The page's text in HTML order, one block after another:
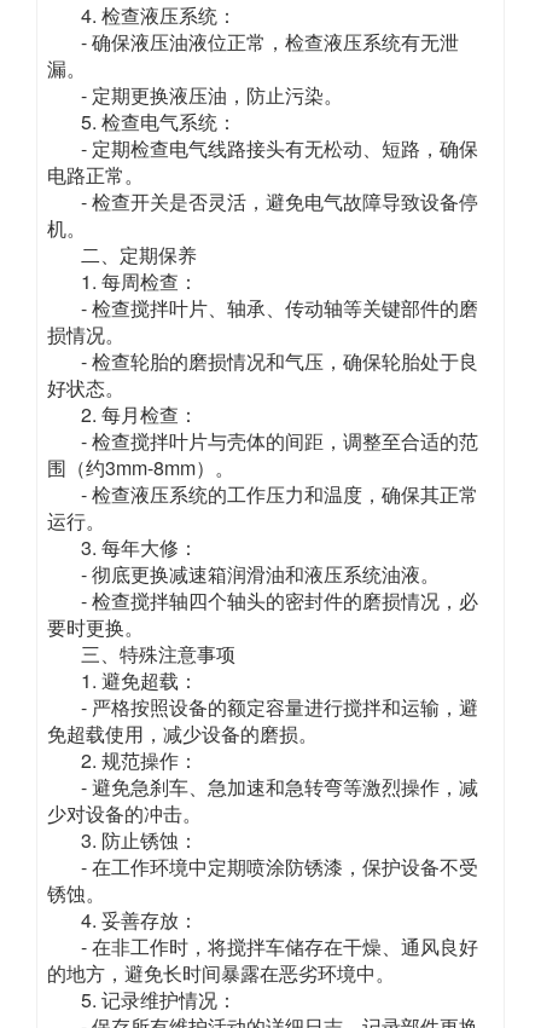
4. 检查液压系统：
- 确保液压油液位正常，检查液压系统有无泄
漏。
- 定期更换液压油，防止污染。
5. 检查电气系统：
- 定期检查电气线路接头有无松动、短路，确保
电路正常。
- 检查开关是否灵活，避免电气故障导致设备停
机。
二、定期保养
1. 每周检查：
- 检查搅拌叶片、轴承、传动轴等关键部件的磨
损情况。
- 检查轮胎的磨损情况和气压，确保轮胎处于良
好状态。
2. 每月检查：
- 检查搅拌叶片与壳体的间距，调整至合适的范
围（约3mm-8mm）。
- 检查液压系统的工作压力和温度，确保其正常
运行。
3. 每年大修：
- 彻底更换减速箱润滑油和液压系统油液。
- 检查搅拌轴四个轴头的密封件的磨损情况，必
要时更换。
三、特殊注意事项
1. 避免超载：
- 严格按照设备的额定容量进行搅拌和运输，避
免超载使用，减少设备的磨损。
2. 规范操作：
- 避免急刹车、急加速和急转弯等激烈操作，减
少对设备的冲击。
3. 防止锈蚀：
- 在工作环境中定期喷涂防锈漆，保护设备不受
锈蚀。
4. 妥善存放：
- 在非工作时，将搅拌车储存在干燥、通风良好
的地方，避免长时间暴露在恶劣环境中。
5. 记录维护情况：